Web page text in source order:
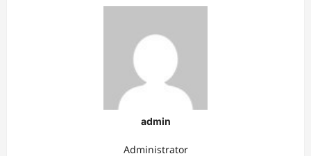
admin
Administrator